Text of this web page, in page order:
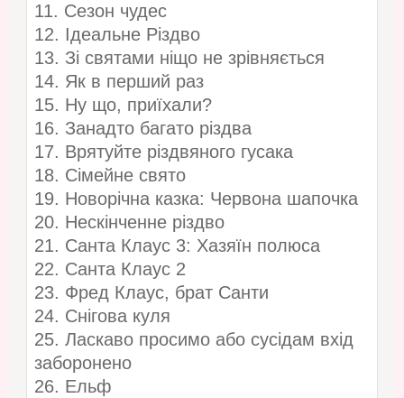
11. Сезон чудес
12. Ідеальне Різдво
13. Зі святами ніщо не зрівняється
14. Як в перший раз
15. Ну що, приїхали?
16. Занадто багато різдва
17. Врятуйте різдвяного гусака
18. Сімейне свято
19. Новорічна казка: Червона шапочка
20. Нескінченне різдво
21. Санта Клаус 3: Хазяїн полюса
22. Санта Клаус 2
23. Фред Клаус, брат Санти
24. Снігова куля
25. Ласкаво просимо або сусідам вхід
заборонено
26. Ельф